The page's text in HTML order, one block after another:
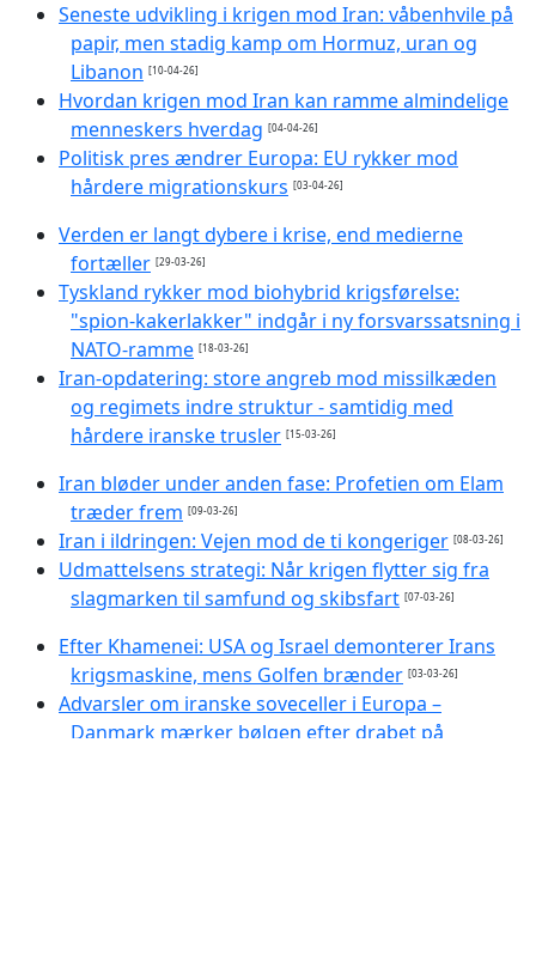
Seneste udvikling i krigen mod Iran: våbenhvile på
papir, men stadig kamp om Hormuz, uran og
Libanon [10-04-26]
Hvordan krigen mod Iran kan ramme almindelige
menneskers hverdag [04-04-26]
Politisk pres ændrer Europa: EU rykker mod
hårdere migrationskurs [03-04-26]
Verden er langt dybere i krise, end medierne
fortæller [29-03-26]
Tyskland rykker mod biohybrid krigsførelse:
"spion-kakerlakker" indgår i ny forsvarssatsning i
NATO-ramme [18-03-26]
Iran-opdatering: store angreb mod missilkæden
og regimets indre struktur - samtidig med
hårdere iranske trusler [15-03-26]
Iran bløder under anden fase: Profetien om Elam
træder frem [09-03-26]
Iran i ildringen: Vejen mod de ti kongeriger [08-03-26]
Udmattelsens strategi: Når krigen flytter sig fra
slagmarken til samfund og skibsfart [07-03-26]
Efter Khamenei: USA og Israel demonterer Irans
krigsmaskine, mens Golfen brænder [03-03-26]
Advarsler om iranske soveceller i Europa –
Danmark mærker bølgen efter drabet på